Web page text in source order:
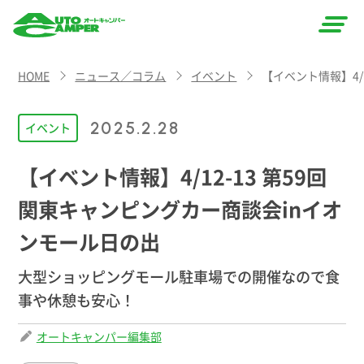
CAMPER
（オート
キャン
パー）
HOME ニュース／コラム イベント 【イベント情報】
イベント 2025.2.28
【イベント情報】4/12-13 第59回
関東キャンピングカー商談会inイオ
ンモール日の出
大型ショッピングモール駐車場での開催なので食
事や休憩も安心！
オートキャンパー編集部